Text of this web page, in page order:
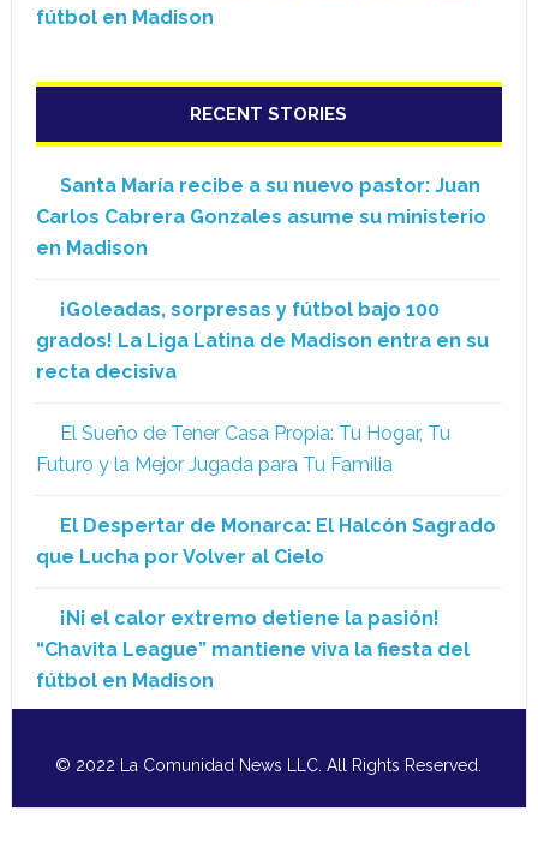
fútbol en Madison
RECENT STORIES
Santa María recibe a su nuevo pastor: Juan
Carlos Cabrera Gonzales asume su ministerio
en Madison
¡Goleadas, sorpresas y fútbol bajo 100
grados! La Liga Latina de Madison entra en su
recta decisiva
El Sueño de Tener Casa Propia: Tu Hogar, Tu
Futuro y la Mejor Jugada para Tu Familia
El Despertar de Monarca: El Halcón Sagrado
que Lucha por Volver al Cielo
¡Ni el calor extremo detiene la pasión!
“Chavita League” mantiene viva la fiesta del
fútbol en Madison
© 2022 La Comunidad News LLC. All Rights Reserved.